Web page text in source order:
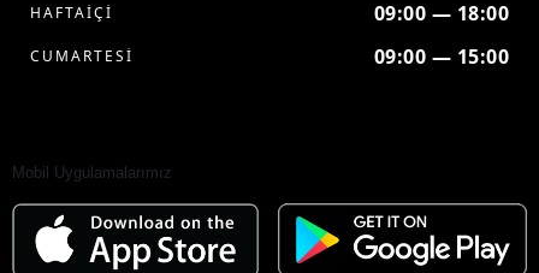
HAFTAİÇİ 09:00 — 18:00
CUMARTESİ 09:00 — 15:00
Mobil Uygulamalarımız